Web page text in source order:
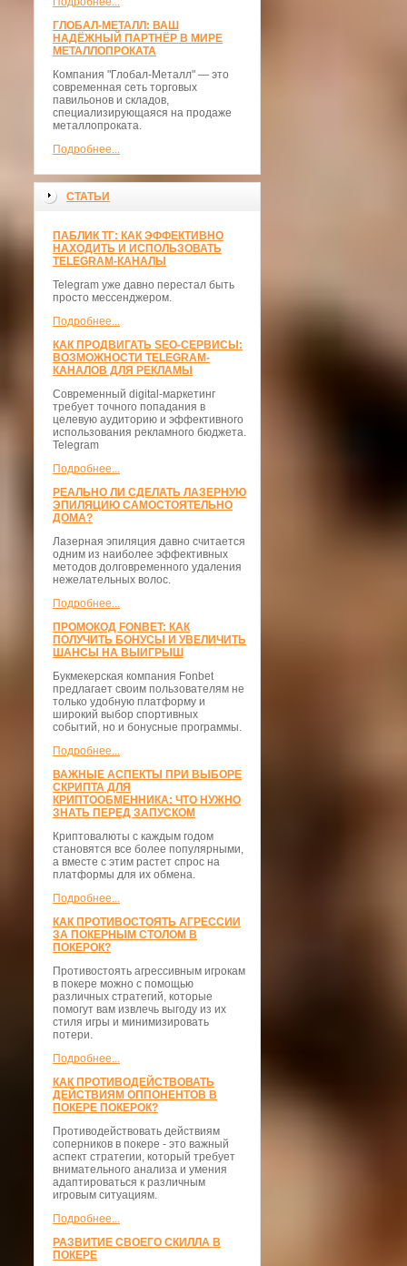
ГЛОБАЛ-МЕТАЛЛ: ВАШ
НАДЁЖНЫЙ ПАРТНЁР В МИРЕ
МЕТАЛЛОПРОКАТА
Компания "Глобал-Металл" — это
современная сеть торговых
павильонов и складов,
специализирующаяся на продаже
металлопроката.
Подробнее...
СТАТЬИ
ПАБЛИК ТГ: КАК ЭФФЕКТИВНО
НАХОДИТЬ И ИСПОЛЬЗОВАТЬ
TELEGRAM-КАНАЛЫ
Telegram уже давно перестал быть
просто мессенджером.
Подробнее...
КАК ПРОДВИГАТЬ SEO-СЕРВИСЫ:
ВОЗМОЖНОСТИ TELEGRAM-
КАНАЛОВ ДЛЯ РЕКЛАМЫ
Современный digital-маркетинг
требует точного попадания в
целевую аудиторию и эффективного
использования рекламного бюджета.
Telegram
Подробнее...
РЕАЛЬНО ЛИ СДЕЛАТЬ ЛАЗЕРНУЮ
ЭПИЛЯЦИЮ САМОСТОЯТЕЛЬНО
ДОМА?
Лазерная эпиляция давно считается
одним из наиболее эффективных
методов долговременного удаления
нежелательных волос.
Подробнее...
ПРОМОКОД FONBET: КАК
ПОЛУЧИТЬ БОНУСЫ И УВЕЛИЧИТЬ
ШАНСЫ НА ВЫИГРЫШ
Букмекерская компания Fonbet
предлагает своим пользователям не
только удобную платформу и
широкий выбор спортивных
событий, но и бонусные программы.
Подробнее...
ВАЖНЫЕ АСПЕКТЫ ПРИ ВЫБОРЕ
СКРИПТА ДЛЯ
КРИПТООБМЕННИКА: ЧТО НУЖНО
ЗНАТЬ ПЕРЕД ЗАПУСКОМ
Криптовалюты с каждым годом
становятся все более популярными,
а вместе с этим растет спрос на
платформы для их обмена.
Подробнее...
КАК ПРОТИВОСТОЯТЬ АГРЕССИИ
ЗА ПОКЕРНЫМ СТОЛОМ В
ПОКЕРОК?
Противостоять агрессивным игрокам
в покере можно с помощью
различных стратегий, которые
помогут вам извлечь выгоду из их
стиля игры и минимизировать
потери.
Подробнее...
КАК ПРОТИВОДЕЙСТВОВАТЬ
ДЕЙСТВИЯМ ОППОНЕНТОВ В
ПОКЕРЕ ПОКЕРОК?
Противодействовать действиям
соперников в покере - это важный
аспект стратегии, который требует
внимательного анализа и умения
адаптироваться к различным
игровым ситуациям.
Подробнее...
РАЗВИТИЕ СВОЕГО СКИЛЛА В
ПОКЕРЕ